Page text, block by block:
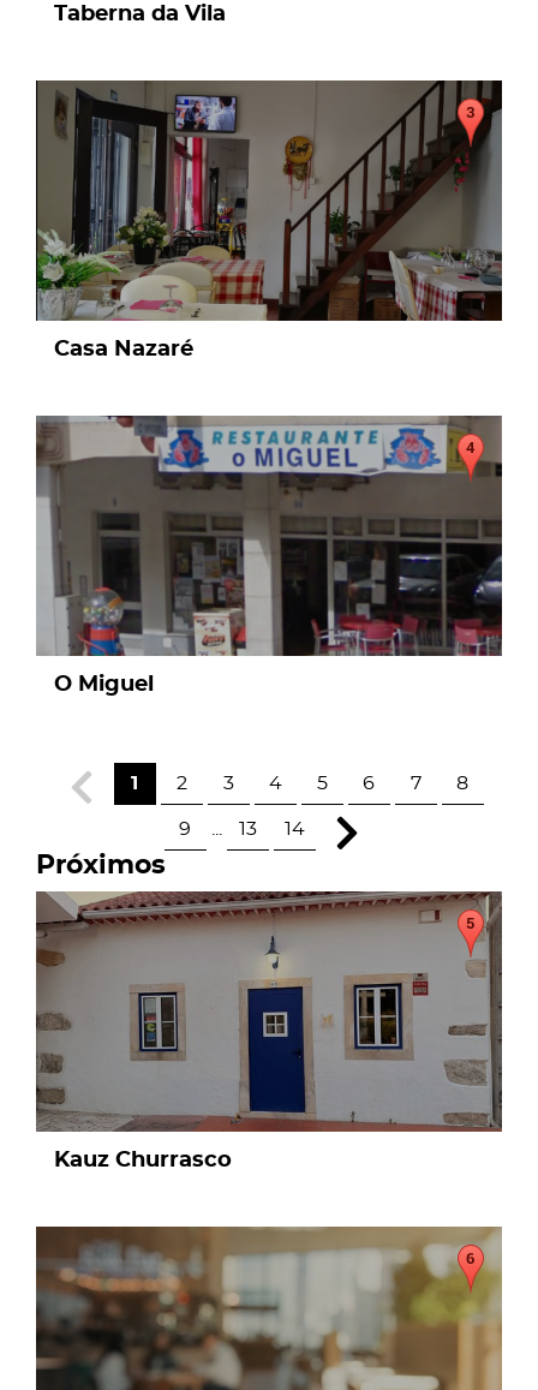
Taberna da Vila
page
Casa Nazaré
page
O Miguel
1 2 3 4 5 6 7 8
9 13 14
Próximos
page
Kauz Churrasco
page